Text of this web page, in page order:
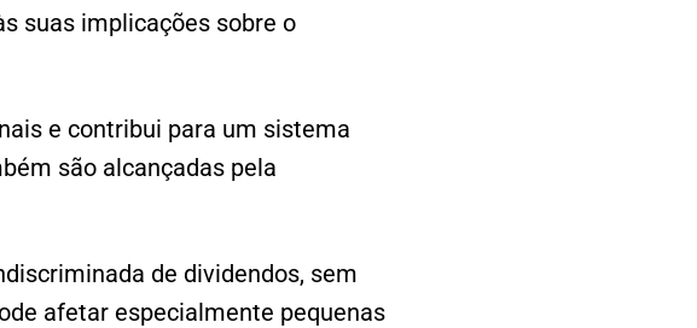
suas implicações sobre o
e contribui para um sistema
são alcançadas pela
de dividendos, sem
afetar especialmente pequenas